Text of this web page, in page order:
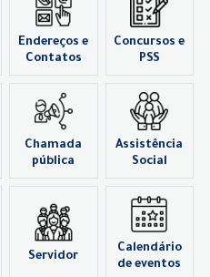
Endereços e
Contatos
Concursos e
PSS
Chamada
pública
Assistência
Social
Servidor
Calendário
de eventos